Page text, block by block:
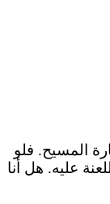
المسيح. فلو
عليه. هل أنا